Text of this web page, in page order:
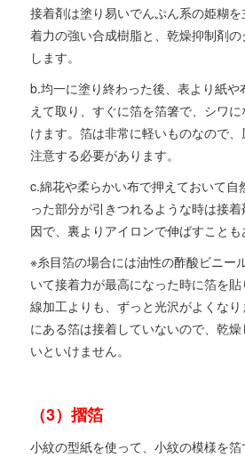
接着剤は塗り易いでんぷん系の姫糊
着力の強い合成樹脂と、乾燥抑制剤
します。
b.均一に塗り終わった後、表より紙や
えて取り、すぐに箔を箔箸で、シワ
けます。箔は非常に軽いものなので
注意する必要があります。
c.綿花や柔らかい布で押えておいて自
った部分が引きつれるような時は接
因で、裏よりアイロンで伸ばすことも
※糸目箔の場合には油性の酢酸ビニー
いて接着力が最高になった時に箔を
線加工よりも、ずっと光沢がよくな
にある箔は接着していないので、乾
いといけません。
（3）摺箔
小紋の型紙を使って、小紋の模様を